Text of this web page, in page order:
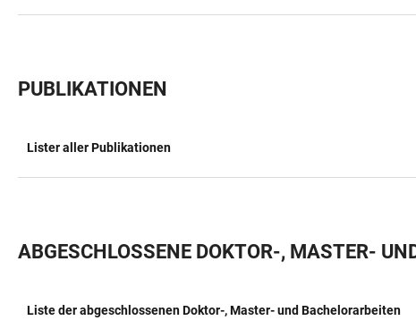
PUBLIKATIONEN
Lister aller Publikationen
ABGESCHLOSSENE DOKTOR-, MASTER-
Liste der abgeschlossenen Doktor-, Master- und Bachelorarbeiten